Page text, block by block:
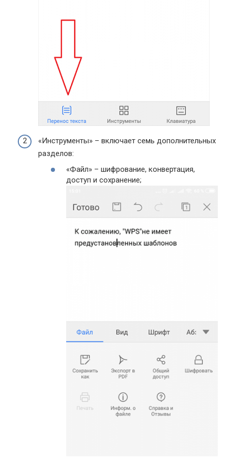
«Инструменты» – включает семь дополнительных
разделов:
«Файл» – шифрование, конвертация,
доступ и сохранение;